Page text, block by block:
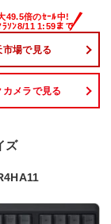
市場で見る
カメラで見る
ズ